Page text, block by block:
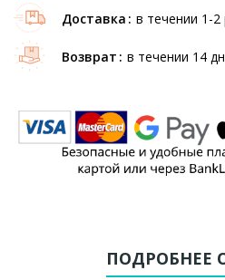
Доставка в течении 1-
Возврат в течении 14
ПОДРОБНЕЕ